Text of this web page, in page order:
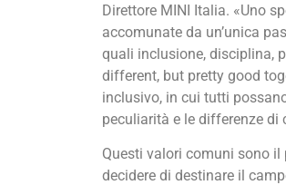
Direttore MINI Italia. «Uno
accomunate da un’unica
quali inclusione, disciplina,
different, but pretty good
inclusivo, in cui tutti
peculiarità e le differenze di
Questi valori comuni sono il
decidere di destinare il